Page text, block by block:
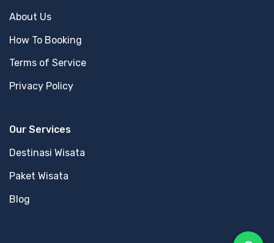
About Us
How To Booking
Terms of Service
Privacy Policy
Our Services
Destinasi Wisata
Paket Wisata
Blog